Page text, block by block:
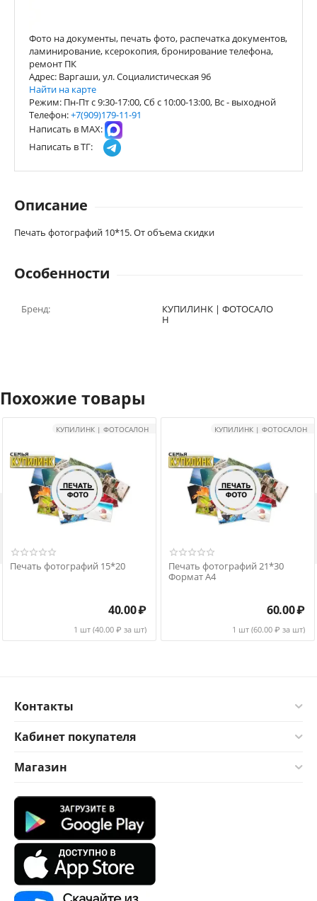
Фото на документы, печать фото, распечатка документов,
ламинирование, ксерокопия, бронирование телефона,
ремонт ПК
Адрес: Варгаши, ул. Социалистическая 96
Найти на карте
Режим: Пн-Пт с 9:30-17:00, Сб с 10:00-13:00, Вс - выходной
Телефон:+7(909)179-11-91
Написать в МАХ:
Написать в ТГ:
Описание
Печать фотографий 10*15. От объема скидки
Особенности
Бренд:
КУПИЛИНК | ФОТОСАЛО
Н
Похожие товары
КУПИЛИНК | ФОТОСАЛОН
Печать фотографий 15*20
40.00₽
1 шт (40.00 ₽ за шт)
КУПИЛИНК | ФОТОСАЛОН
Печать фотографий 21*30
Формат А4
60.00₽
1 шт (60.00 ₽ за шт)
Контакты
Кабинет покупателя
Магазин